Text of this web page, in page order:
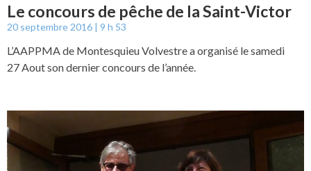
Le concours de pêche de la Saint-Victor
20 septembre 2016 9 h 53
L’AAPPMA de Montesquieu Volvestre a organisé le samedi
27 Aout son dernier concours de l’année.